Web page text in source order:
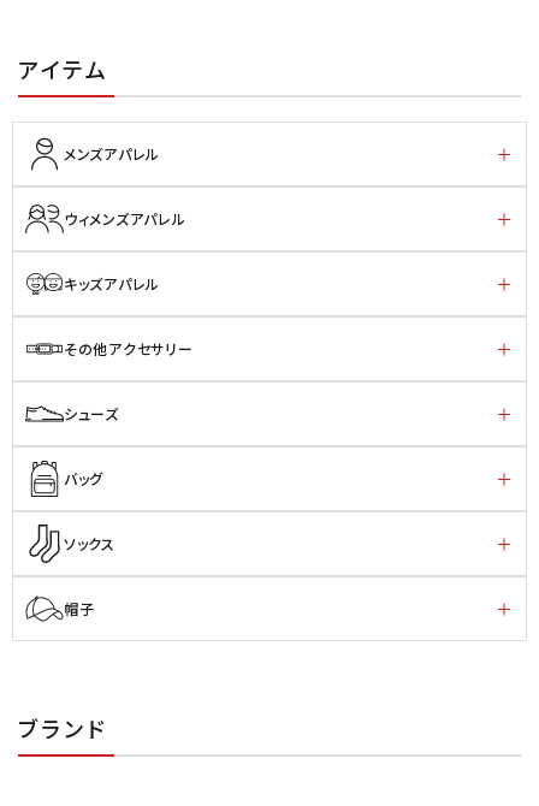
アイテム
メンズアパレル
ウィメンズアパレル
キッズアパレル
その他アクセサリー
シューズ
バッグ
ソックス
帽子
ブランド